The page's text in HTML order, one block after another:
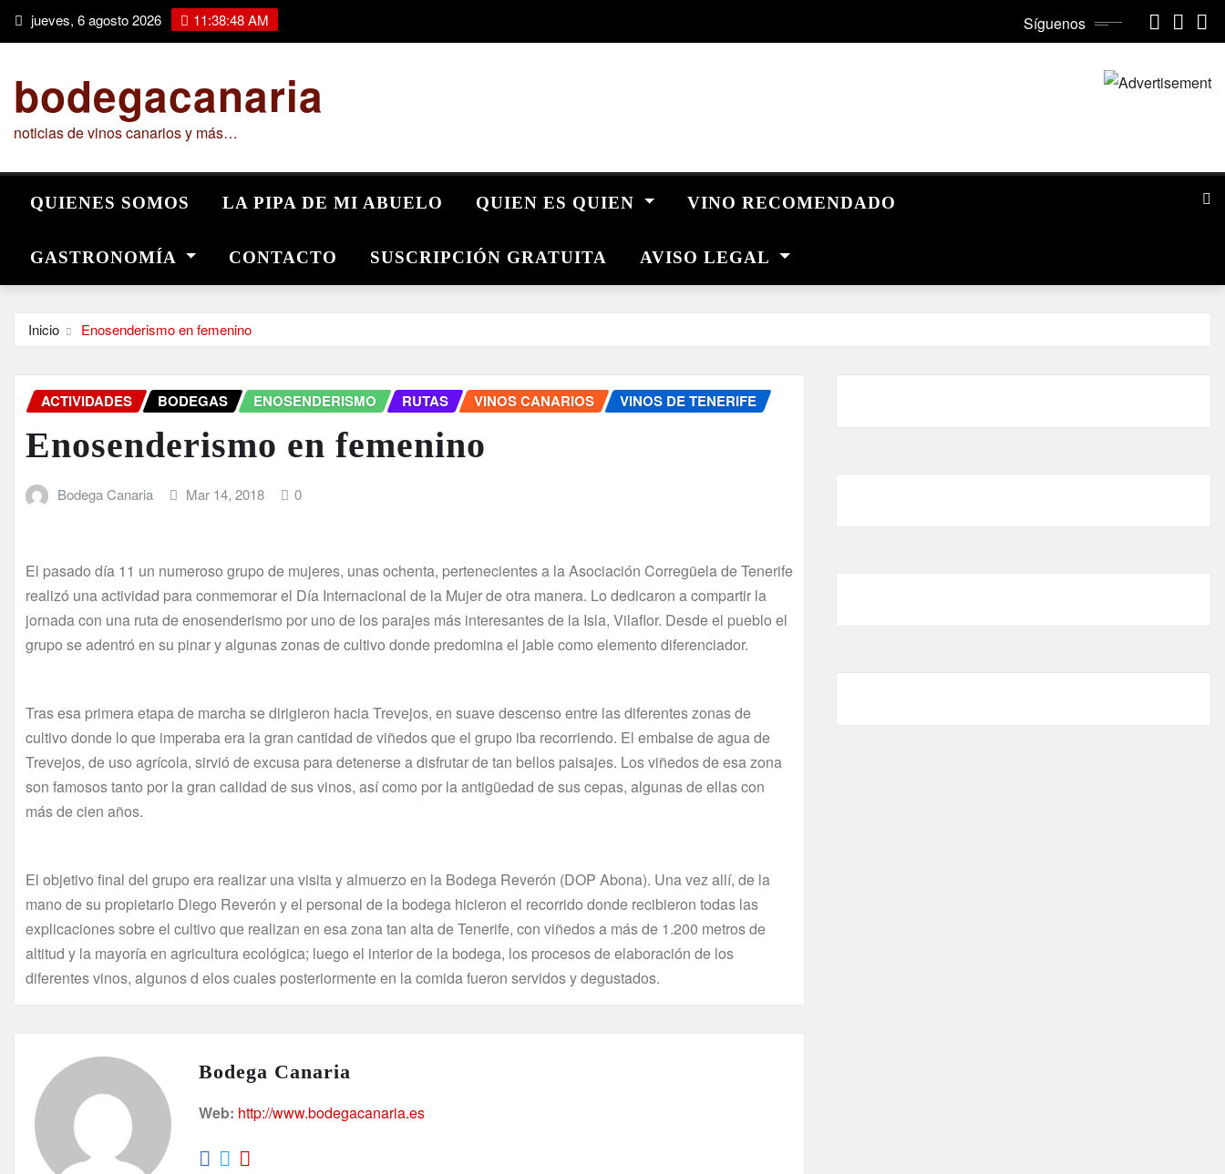
Saltarjueves, 6 agosto 2026 11:38:49 AM Síguenos
bodegacanaria
noticias de vinos canarios y más…
QUIENES SOMOS LA PIPA DE MI ABUELO QUIEN ES QUIEN VINO RECOMENDADO
GASTRONOMÍA CONTACTO SUSCRIPCIÓN GRATUITA AVISO LEGAL
Inicio Enosenderismo en femenino
ACTIVIDADES BODEGAS ENOSENDERISMO RUTAS VINOS CANARIOS VINOS DE TENERIFE
Enosenderismo en femenino
Bodega Canaria Mar 14, 2018 0
El pasado día 11 un numeroso grupo de mujeres, unas ochenta, pertenecientes a la Asociación Corregüela de Tenerife
realizó una actividad para conmemorar el Día Internacional de la Mujer de otra manera. Lo dedicaron a compartir la
jornada con una ruta de enosenderismo por uno de los parajes más interesantes de la Isla, Vilaflor. Desde el pueblo el
grupo se adentró en su pinar y algunas zonas de cultivo donde predomina el jable como elemento diferenciador.
Tras esa primera etapa de marcha se dirigieron hacia Trevejos, en suave descenso entre las diferentes zonas de
cultivo donde lo que imperaba era la gran cantidad de viñedos que el grupo iba recorriendo. El embalse de agua de
Trevejos, de uso agrícola, sirvió de excusa para detenerse a disfrutar de tan bellos paisajes. Los viñedos de esa zona
son famosos tanto por la gran calidad de sus vinos, así como por la antigüedad de sus cepas, algunas de ellas con
más de cien años.
El objetivo final del grupo era realizar una visita y almuerzo en la Bodega Reverón (DOP Abona). Una vez allí, de la
mano de su propietario Diego Reverón y el personal de la bodega hicieron el recorrido donde recibieron todas las
explicaciones sobre el cultivo que realizan en esa zona tan alta de Tenerife, con viñedos a más de 1.200 metros de
altitud y la mayoría en agricultura ecológica; luego el interior de la bodega, los procesos de elaboración de los
diferentes vinos, algunos d elos cuales posteriormente en la comida fueron servidos y degustados.
Bodega Canaria
Web: http://www.bodegacanaria.es